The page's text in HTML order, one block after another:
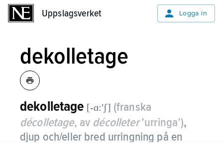
Uppslagsverket Logga in
dekolletage
dekolletage [-ɑ:ʹʃ] (franska
décolletage, av décolleter’urringa’),
djup och/eller bred urringning på en